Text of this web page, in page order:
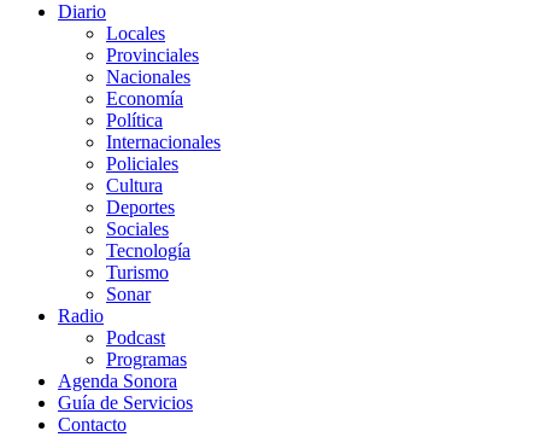
Diario
Locales
Provinciales
Nacionales
Economía
Política
Internacionales
Policiales
Cultura
Deportes
Sociales
Tecnología
Turismo
Sonar
Radio
Podcast
Programas
Agenda Sonora
Guía de Servicios
Contacto